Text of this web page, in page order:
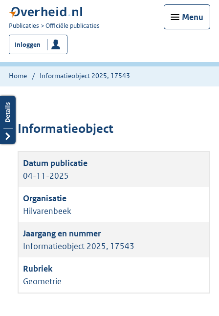
Menu
U
bent
nu
hier:
Publicaties Officiële publicaties
Inloggen
Home Informatieobject 2025, 17543
Informatieobject
04-11-2025
Hilvarenbeek
Informatieobject 2025, 17543
Geometrie